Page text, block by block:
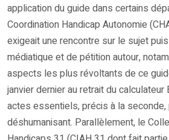
application du guide dans certains
Coordination Handicap Autonomie
exigeait une rencontre sur le sujet
médiatique et de pétition autour,
aspects les plus révoltants de ce
janvier dernier au retrait du
actes essentiels, précis à la
déshumanisant. Parallèlement, le